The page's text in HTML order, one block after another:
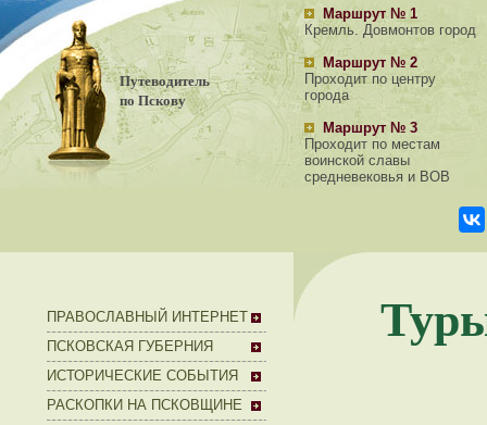
Путеводитель
по Пскову
Маршрут № 1
Кремль. Довмонтов город
Маршрут № 2
Проходит по центру
города
Маршрут № 3
Проходит по местам
воинской славы
средневековья и ВОВ
ПРАВОСЛАВНЫЙ ИНТЕРНЕТ
ПСКОВСКАЯ ГУБЕРНИЯ
ИСТОРИЧЕСКИЕ СОБЫТИЯ
РАСКОПКИ НА ПСКОВЩИНЕ